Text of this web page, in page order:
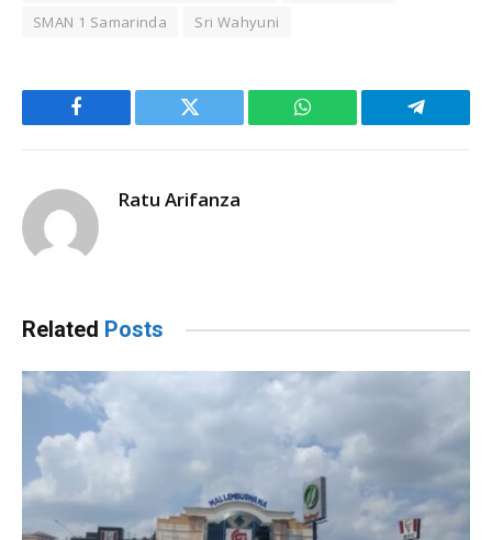
SMAN 1 Samarinda
Sri Wahyuni
Facebook Twitter WhatsApp Telegram
Ratu Arifanza
Related Posts